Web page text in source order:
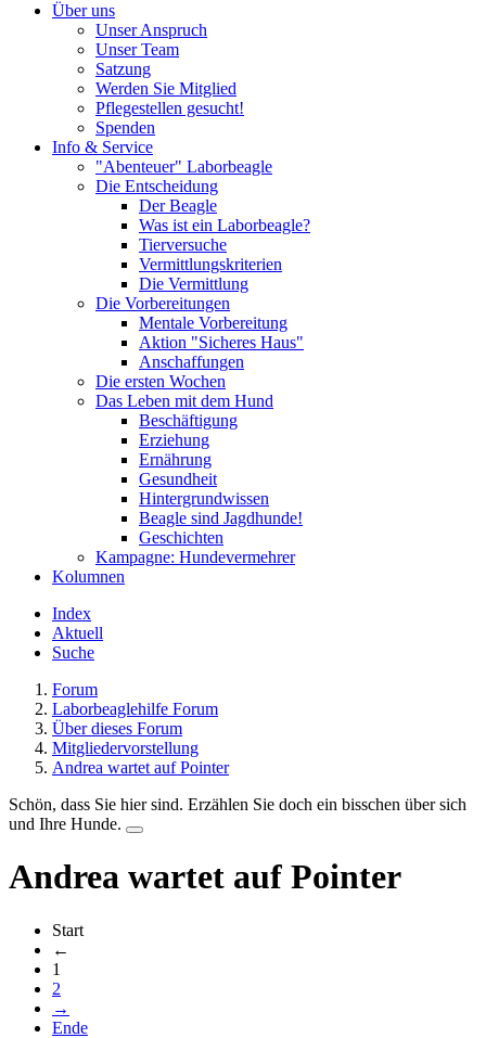
Über uns
Unser Anspruch
Unser Team
Satzung
Werden Sie Mitglied
Pflegestellen gesucht!
Spenden
Info & Service
"Abenteuer" Laborbeagle
Die Entscheidung
Der Beagle
Was ist ein Laborbeagle?
Tierversuche
Vermittlungskriterien
Die Vermittlung
Die Vorbereitungen
Mentale Vorbereitung
Aktion "Sicheres Haus"
Anschaffungen
Die ersten Wochen
Das Leben mit dem Hund
Beschäftigung
Erziehung
Ernährung
Gesundheit
Hintergrundwissen
Beagle sind Jagdhunde!
Geschichten
Kampagne: Hundevermehrer
Kolumnen
Index
Aktuell
Suche
Forum
Laborbeaglehilfe Forum
Über dieses Forum
Mitgliedervorstellung
Andrea wartet auf Pointer
Schön, dass Sie hier sind. Erzählen Sie doch ein bisschen über sich
und Ihre Hunde.
Andrea wartet auf Pointer
Start
←
1
2
→
Ende